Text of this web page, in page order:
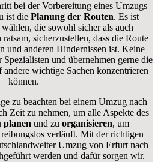
bei der Vorbereitung eines Umzugs
ist die Planung der Routen. Es ist
die sowohl sicher als auch
sicherzustellen, dass die Route
und anderen Hindernissen ist. Keine
und übernehmen gerne die
wichtige Sachen konzentrieren
können.
zu beachten bei einem Umzug nach
Zeit zu nehmen, um alle Aspekte des
planen und zu organisieren, um
reibungslos verläuft. Mit der richtigen
Umzug von Erfurt nach
werden und dafür sorgen wir.